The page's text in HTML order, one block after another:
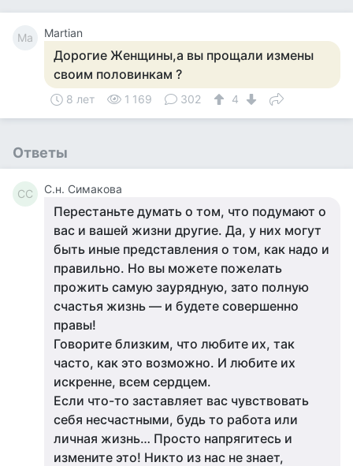
Ma Martian
Дорогие Женщины,а вы прощали измены
своим половинкам ?
8 лет 1 169 302 4
Ответы
СС С.н. Симакова
Перестаньте думать о том, что подумают о
вас и вашей жизни другие. Да, у них могут
быть иные представления о том, как надо и
правильно. Но вы можете пожелать
прожить самую заурядную, зато полную
счастья жизнь — и будете совершенно
правы!
Говорите близким, что любите их, так
часто, как это возможно. И любите их
искренне, всем сердцем.
Если что-то заставляет вас чувствовать
себя несчастными, будь то работа или
личная жизнь… Просто напрягитесь и
измените это! Никто из нас не знает,